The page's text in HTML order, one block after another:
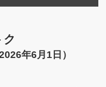
年6月1日）